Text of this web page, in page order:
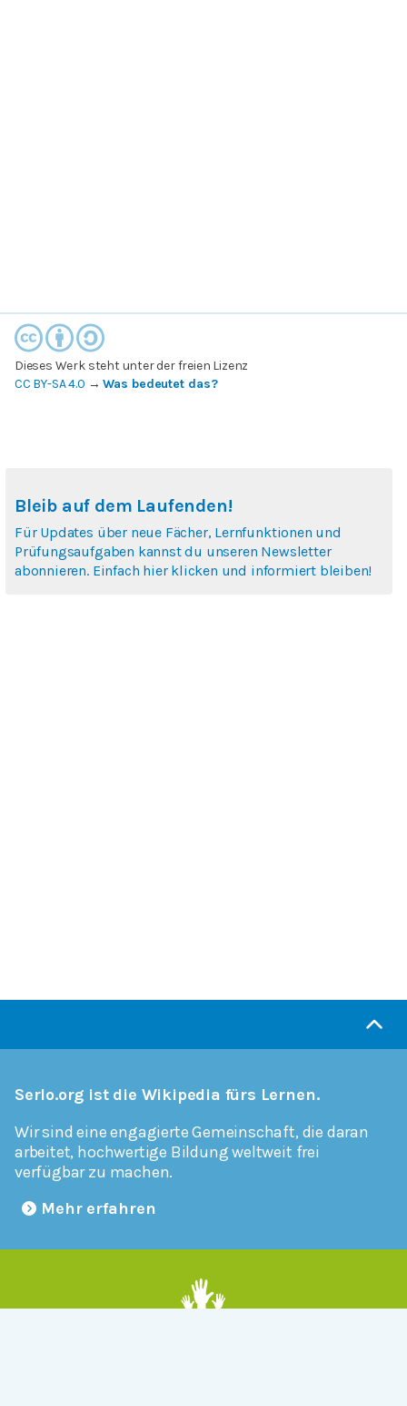
Dieses Werk steht unter der freien Lizenz
CC BY-SA 4.0 →Was bedeutet das?
Bleib auf dem Laufenden!
Für Updates über neue Fächer, Lernfunktionen und
Prüfungsaufgaben kannst du unseren Newsletter
abonnieren. Einfach hier klicken und informiert bleiben!
Serlo.org ist die Wikipedia fürs Lernen.
Wir sind eine engagierte Gemeinschaft, die daran
arbeitet, hochwertige Bildung weltweit frei
verfügbar zu machen.
Mehr erfahren